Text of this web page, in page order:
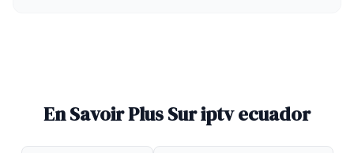
En Savoir Plus Sur iptv ecuador